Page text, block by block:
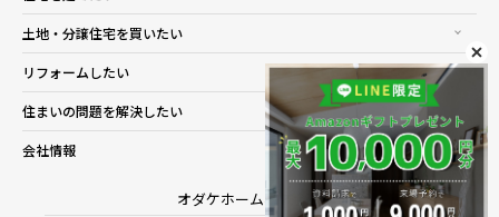
土地・分譲住宅を買いたい
リフォームしたい
住まいの問題を解決したい
会社情報
オダケホーム株式会社